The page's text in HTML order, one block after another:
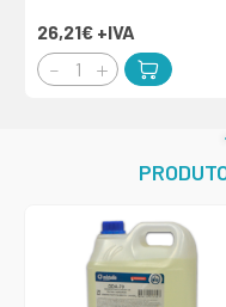
26,21€ +IVA